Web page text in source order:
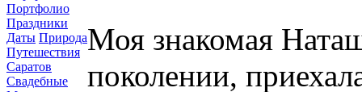
Портфолио
Праздники
Даты Природа
Путешествия
Саратов
Свадебные
Моя знакомая
поколении,